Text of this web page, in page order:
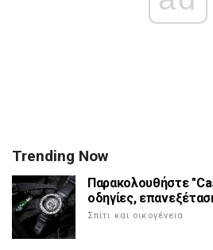
Trending Now
Παρακολουθήστε
οδηγίες,
Σπίτι και οικογένεια